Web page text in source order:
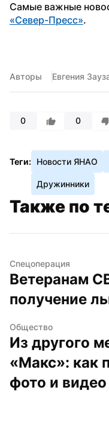
«Север-Пресс».
Авторы Евгения
0 0
Теги: Новости ЯНАО
Дружинники
Также по
Спецоперация
Ветеранам
получение
Общество
Из другого
«Макс»: как
фото и видео